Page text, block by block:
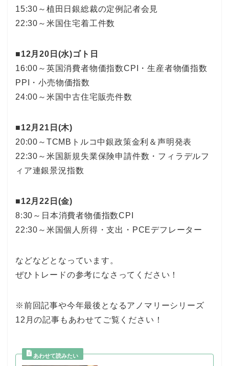
15:30～植田日銀総裁の定例記者会見
22:30～米国住宅着工件数
■12月20日(水)ゴト日
16:00～英国消費者物価指数CPI・生産者物価指数
PPI・小売物価指数
24:00～米国中古住宅販売件数
■12月21日(木)
20:00～TCMBトルコ中銀政策金利＆声明発表
22:30～米国新規失業保険申請件数・フィラデルフ
ィア連銀景況指数
■12月22日(金)
8:30～日本消費者物価指数CPI
22:30～米国個人所得・支出・PCEデフレーター
などなどとなっています。
ぜひトレードの参考になさってください！
※前回記事や今年最後となるアノマリーシリーズ
12月の記事もあわせてご覧ください！